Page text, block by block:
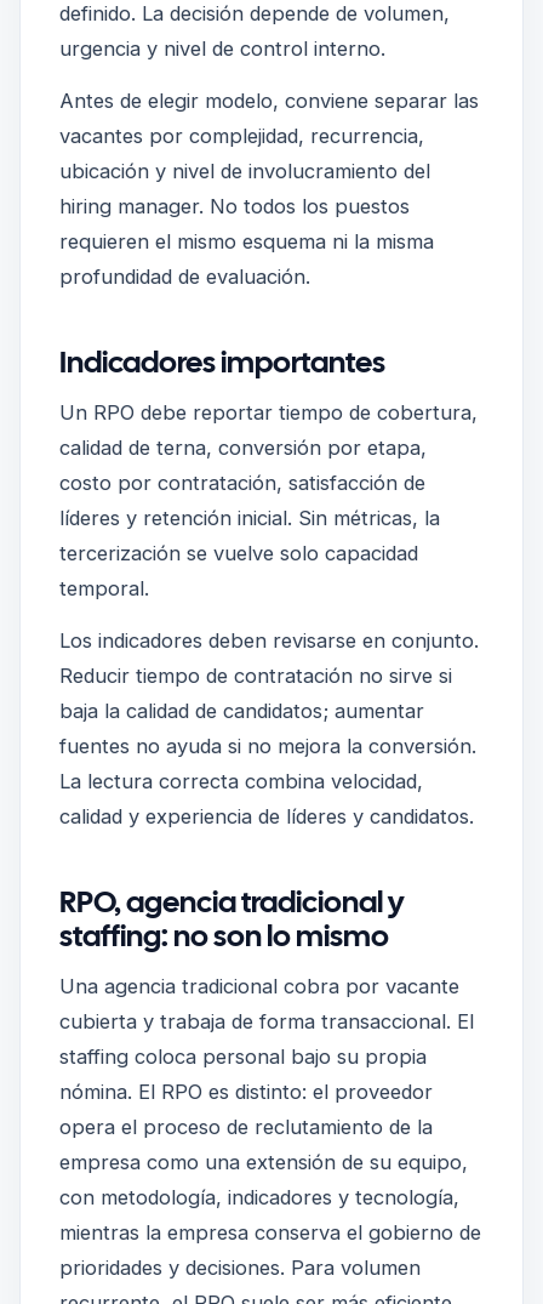
definido. La decisión depende de volumen,
urgencia y nivel de control interno.
Antes de elegir modelo, conviene separar las
vacantes por complejidad, recurrencia,
ubicación y nivel de involucramiento del
hiring manager. No todos los puestos
requieren el mismo esquema ni la misma
profundidad de evaluación.
Indicadores importantes
Un RPO debe reportar tiempo de cobertura,
calidad de terna, conversión por etapa,
costo por contratación, satisfacción de
líderes y retención inicial. Sin métricas, la
tercerización se vuelve solo capacidad
temporal.
Los indicadores deben revisarse en conjunto.
Reducir tiempo de contratación no sirve si
baja la calidad de candidatos; aumentar
fuentes no ayuda si no mejora la conversión.
La lectura correcta combina velocidad,
calidad y experiencia de líderes y candidatos.
RPO, agencia tradicional y
staffing: no son lo mismo
Una agencia tradicional cobra por vacante
cubierta y trabaja de forma transaccional. El
staffing coloca personal bajo su propia
nómina. El RPO es distinto: el proveedor
opera el proceso de reclutamiento de la
empresa como una extensión de su equipo,
con metodología, indicadores y tecnología,
mientras la empresa conserva el gobierno de
prioridades y decisiones. Para volumen